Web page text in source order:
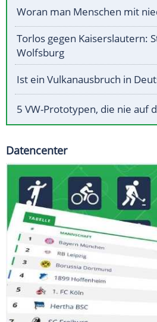
Woran man Menschen mit
Torlos gegen Kaiserslautern:
Wolfsburg
Ist ein Vulkanausbruch in
5 VW-Prototypen, die nie auf
Datencenter